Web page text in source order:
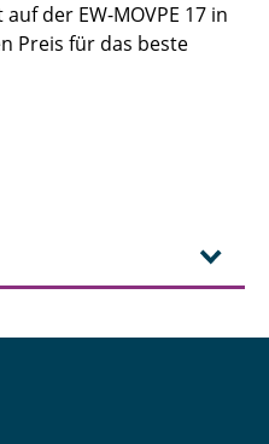
der EW-MOVPE 17 in
Preis für das beste